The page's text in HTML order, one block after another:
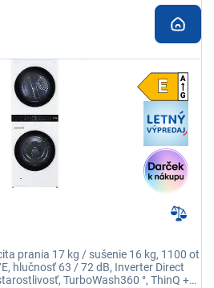
prania 17 kg / sušenie 16 kg, 1100 ot
hlučnosť 63 / 72 dB, Inverter Direct
TurboWash360 °, ThinQ +